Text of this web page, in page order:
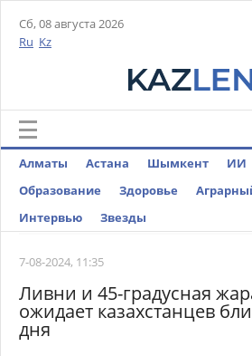
Сб, 08 августа 2026
Ru Kz
Алматы Астана Шымкент ИИ
Образование
Здоровье
Интервью
Звезды
7-08-2024, 11:35
Ливни и 45-градусная
ожидает казахстанцев
дня